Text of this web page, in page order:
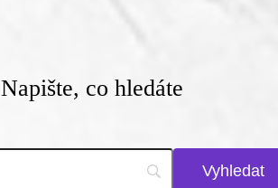
Napište, co hledáte